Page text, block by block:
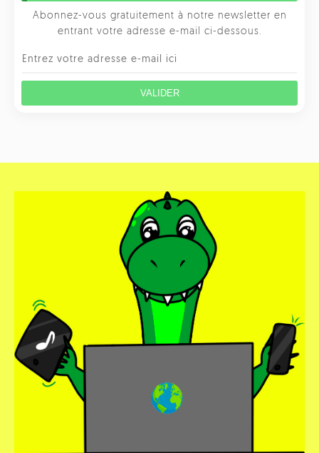
Abonnez-vous gratuitement à notre newsletter en
entrant votre adresse e-mail ci-dessous.
VALIDER